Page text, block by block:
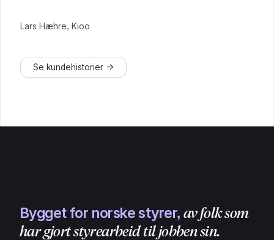
Lars Hæhre, Kioo
Se kundehistorier →
Bygget for norske styrer, av folk som
har gjort styrearbeid til jobben sin.